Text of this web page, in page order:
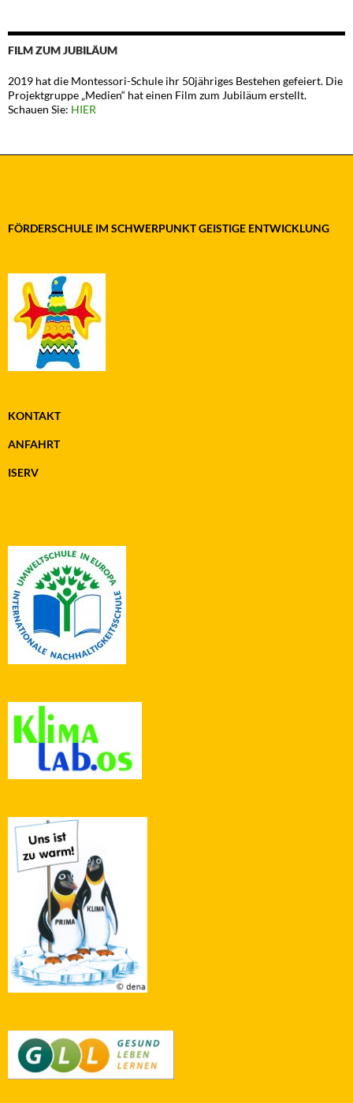
FILM ZUM JUBILÄUM
2019 hat die Montessori-Schule ihr 50jähriges Bestehen gefeiert. Die
Projektgruppe „Medien“ hat einen Film zum Jubiläum erstellt.
Schauen Sie: HIER
FÖRDERSCHULE IM SCHWERPUNKT GEISTIGE ENTWICKLUNG
KONTAKT
ANFAHRT
ISERV